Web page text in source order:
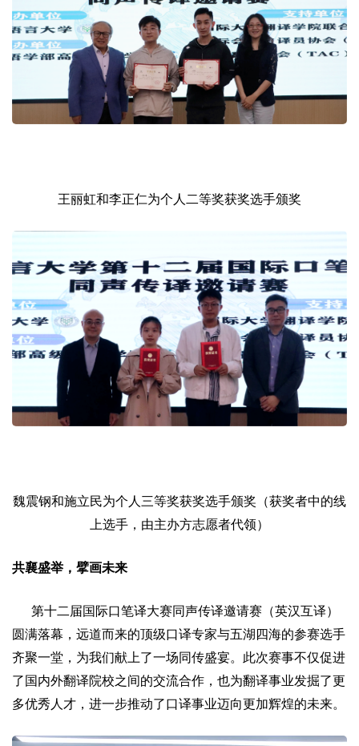
王丽虹和李正仁为个人二等奖获奖选手颁奖
魏震钢和施立民为个人三等奖获奖选手颁奖（获奖者中的线
上选手，由主办方志愿者代领）
共襄盛举，擘画未来
第十二届国际口笔译大赛同声传译邀请赛（英汉互译）
圆满落幕，远道而来的顶级口译专家与五湖四海的参赛选手
齐聚一堂，为我们献上了一场同传盛宴。此次赛事不仅促进
了国内外翻译院校之间的交流合作，也为翻译事业发掘了更
多优秀人才，进一步推动了口译事业迈向更加辉煌的未来。